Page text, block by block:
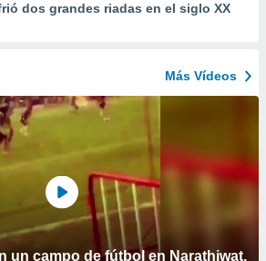
dos grandes riadas en el siglo XX
Más Vídeos
un campo de fútbol en Narathiwat,